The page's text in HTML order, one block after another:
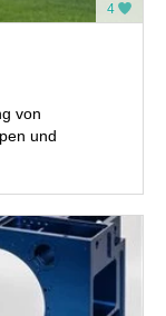
4
von
und